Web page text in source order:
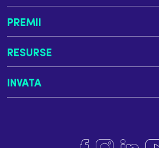
PREMII
RESURSE
INVATA